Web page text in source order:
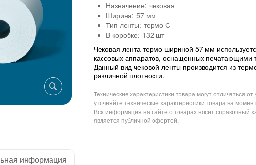
Назначение: чековая
Ширина: 57 мм
Тип ленты: термо С
В коробке: 132 шт
Чековая лента термо шириной 57 мм
кассовых аппаратов, оснащенных печатающими
Данный вид чековой ленты производится из
различной плотности.
Технические характеристики товара могут отличаться
уточняйте технические характеристики товара на
Вся информация на сайте о товарах носит справочный
является публичной офертой.
информация